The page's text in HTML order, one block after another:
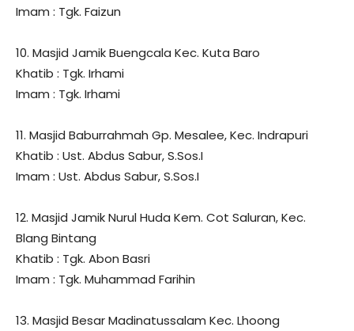
Imam : Tgk. Faizun
10. Masjid Jamik Buengcala Kec. Kuta Baro
Khatib : Tgk. Irhami
Imam : Tgk. Irhami
11. Masjid Baburrahmah Gp. Mesalee, Kec. Indrapuri
Khatib : Ust. Abdus Sabur, S.Sos.I
Imam : Ust. Abdus Sabur, S.Sos.I
12. Masjid Jamik Nurul Huda Kem. Cot Saluran, Kec.
Blang Bintang
Khatib : Tgk. Abon Basri
Imam : Tgk. Muhammad Farihin
13. Masjid Besar Madinatussalam Kec. Lhoong